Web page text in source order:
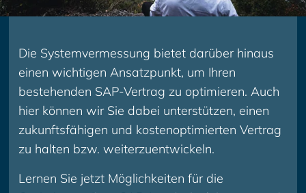
Die Systemvermessung bietet darüber hinaus
einen wichtigen Ansatzpunkt, um Ihren
bestehenden SAP-Vertrag zu optimieren. Auch
hier können wir Sie dabei unterstützen, einen
zukunftsfähigen und kostenoptimierten Vertrag
zu halten bzw. weiterzuentwickeln.
Lernen Sie jetzt Möglichkeiten für die